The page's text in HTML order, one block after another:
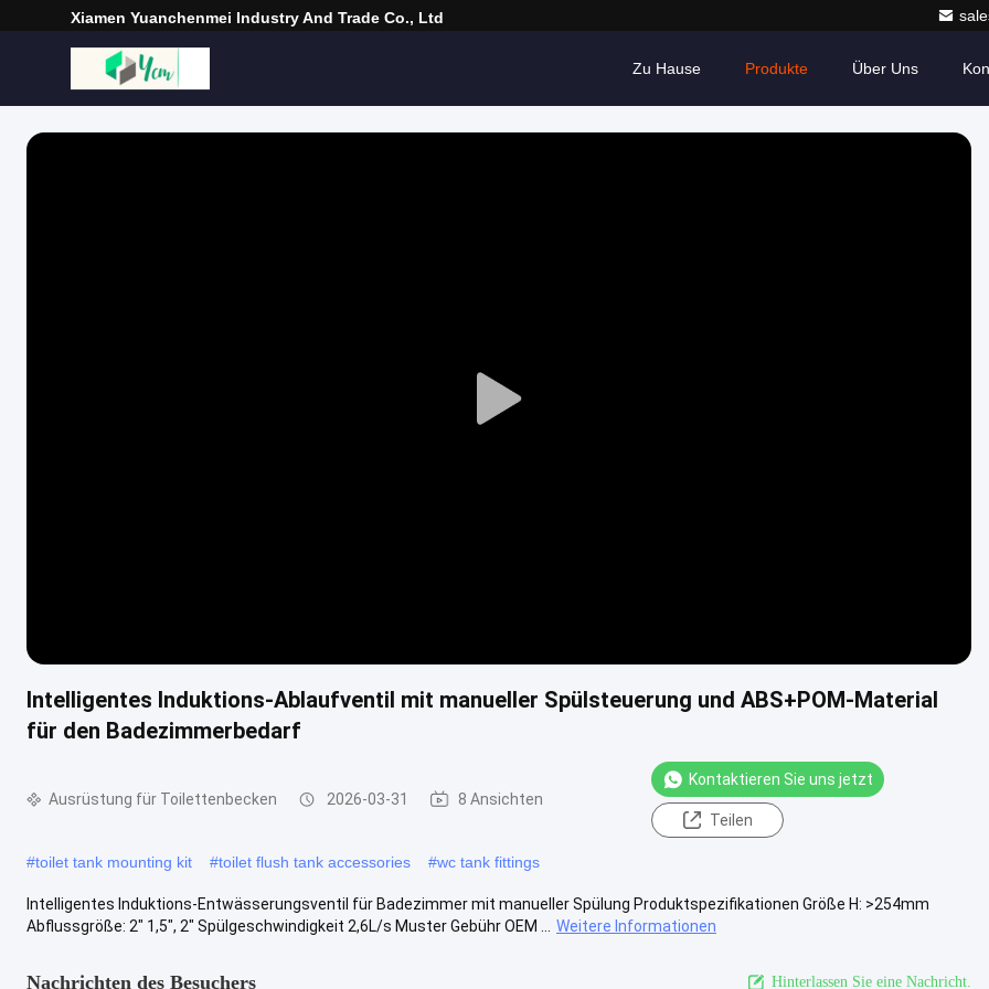
Xiamen Yuanchenmei Industry And Trade Co., Ltd
Zu Hause Produkte Über Uns
Play
Intelligentes Induktions-Ablaufventil mit manueller Spülsteuerung und ABS+POM-Material
für den Badezimmerbedarf
Ausrüstung für Toilettenbecken 2026-03-31 8 Ansichten
Kontaktieren Sie uns jetzt
Teilen
#toilet tank mounting kit #toilet flush tank accessories #wc tank fittings
Intelligentes Induktions-Entwässerungsventil für Badezimmer mit manueller Spülung Produktspezifikationen Größe H: >254mm
Abflussgröße: 2" 1,5", 2" Spülgeschwindigkeit 2,6L/s Muster Gebühr OEM ...
Weitere Informationen
Nachrichten des Besuchers Hinterlassen Sie eine Nachricht.